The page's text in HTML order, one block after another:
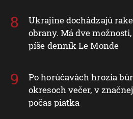
Ukrajine dochádzajú
obrany. Má dve
píše denník Le Monde
Po horúčavách hrozia
okresoch večer, v
počas piatka